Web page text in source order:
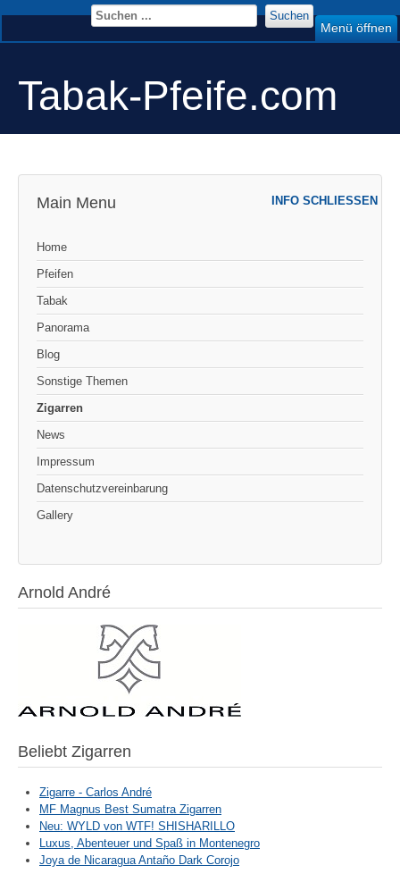
Tabak-Pfeife.com
Suchen
Menü öffnen
Main Menu
Home
Pfeifen
Tabak
Panorama
Blog
Sonstige Themen
Zigarren
News
Impressum
Datenschutzvereinbarung
Gallery
Arnold André
Beliebt Zigarren
Zigarre - Carlos André
MF Magnus Best Sumatra Zigarren
Neu: WYLD von WTF! SHISHARILLO
Luxus, Abenteuer und Spaß in Montenegro
Joya de Nicaragua Antaño Dark Corojo
INFO SCHLIESSEN